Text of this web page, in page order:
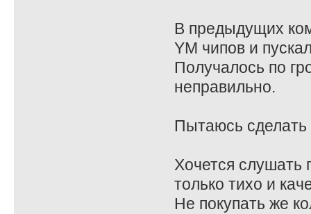
В предыдущих
YM чипов и
Получалось по
неправильно.
Пытаюсь сделать
Хочется слушать
только тихо и
Не покупать же